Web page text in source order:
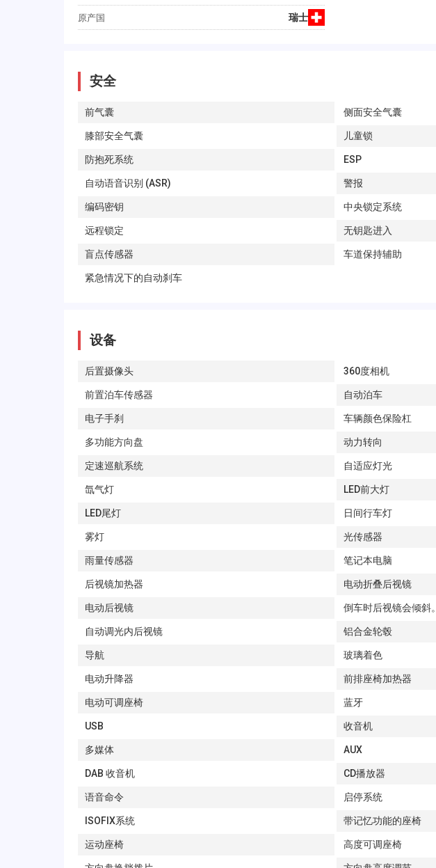
原产国 瑞士
安全
前气囊 侧面安全气囊
膝部安全气囊 儿童锁
防抱死系统 ESP
自动语音识别 (ASR) 警报
编码密钥 中央锁定系统
远程锁定 无钥匙进入
盲点传感器 车道保持辅助
紧急情况下的自动刹车
设备
后置摄像头 360度相机
前置泊车传感器 自动泊车
电子手刹 车辆颜色保险杠
多功能方向盘 动力转向
定速巡航系统 自适应灯光
氙气灯 LED前大灯
LED尾灯 日间行车灯
雾灯 光传感器
雨量传感器 笔记本电脑
后视镜加热器 电动折叠后视镜
电动后视镜 倒车时后视镜会倾斜。
自动调光内后视镜 铝合金轮毂
导航 玻璃着色
电动升降器 前排座椅加热器
电动可调座椅 蓝牙
USB 收音机
多媒体 AUX
DAB 收音机 CD播放器
语音命令 启停系统
ISOFIX系统 带记忆功能的座椅
运动座椅 高度可调座椅